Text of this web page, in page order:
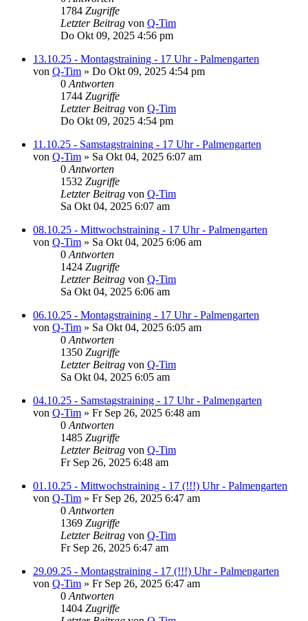
1784 Zugriffe
Letzter Beitrag von Q-Tim
Do Okt 09, 2025 4:56 pm
13.10.25 - Montagstraining - 17 Uhr - Palmengarten
von Q-Tim » Do Okt 09, 2025 4:54 pm
0 Antworten
1744 Zugriffe
Letzter Beitrag von Q-Tim
Do Okt 09, 2025 4:54 pm
11.10.25 - Samstagstraining - 17 Uhr - Palmengarten
von Q-Tim » Sa Okt 04, 2025 6:07 am
0 Antworten
1532 Zugriffe
Letzter Beitrag von Q-Tim
Sa Okt 04, 2025 6:07 am
08.10.25 - Mittwochstraining - 17 Uhr - Palmengarten
von Q-Tim » Sa Okt 04, 2025 6:06 am
0 Antworten
1424 Zugriffe
Letzter Beitrag von Q-Tim
Sa Okt 04, 2025 6:06 am
06.10.25 - Montagstraining - 17 Uhr - Palmengarten
von Q-Tim » Sa Okt 04, 2025 6:05 am
0 Antworten
1350 Zugriffe
Letzter Beitrag von Q-Tim
Sa Okt 04, 2025 6:05 am
04.10.25 - Samstagstraining - 17 Uhr - Palmengarten
von Q-Tim » Fr Sep 26, 2025 6:48 am
0 Antworten
1485 Zugriffe
Letzter Beitrag von Q-Tim
Fr Sep 26, 2025 6:48 am
01.10.25 - Mittwochstraining - 17 (!!!) Uhr - Palmengarten
von Q-Tim » Fr Sep 26, 2025 6:47 am
0 Antworten
1369 Zugriffe
Letzter Beitrag von Q-Tim
Fr Sep 26, 2025 6:47 am
29.09.25 - Montagstraining - 17 (!!!) Uhr - Palmengarten
von Q-Tim » Fr Sep 26, 2025 6:47 am
0 Antworten
1404 Zugriffe